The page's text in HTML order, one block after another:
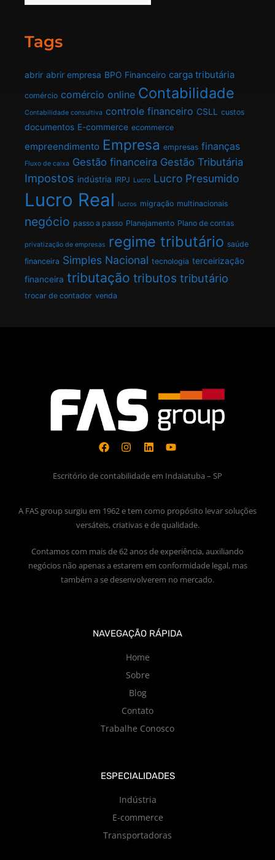
Tags
abrir abrir empresa BPO Financeiro carga tributária
comércio comércio online Contabilidade
Contabilidade consultiva controle financeiro CSLL custos
documentos E-commerce ecommerce
empreendimento Empresa empresas finanças
Fluxo de caixa Gestão financeira Gestão Tributária
Impostos indústria IRPJ Lucro Lucro Presumido
Lucro Real lucros migração multinacionais
negócio passo a passo Planejamento Plano de contas
privatização de empresas regime tributário saúde
financeira Simples Nacional tecnologia terceirização
financeira tributação tributos tributário
trocar de contador venda
Escritório de contabilidade em Indaiatuba – SP
A FAS group surgiu em 1962 e tem como propósito levar soluções
versáteis, criativas e de qualidade.
Contamos com mais de 62 anos de experiência, auxiliando
negócios não apenas a estarem em conformidade legal, mas
também a se desenvolverem no mercado.
NAVEGAÇÃO RÁPIDA
Home
Sobre
Blog
Contato
Trabalhe Conosco
ESPECIALIDADES
Indústria
E-commerce
Transportadoras